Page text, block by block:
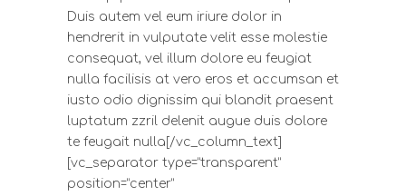
Duis autem vel eum iriure dolor in
hendrerit in vulputate velit esse molestie
consequat, vel illum dolore eu feugiat
nulla facilisis at vero eros et accumsan et
iusto odio dignissim qui blandit praesent
luptatum zzril delenit augue duis dolore
te feugait nulla[/vc_column_text]
[vc_separator type=”transparent”
position=”center”